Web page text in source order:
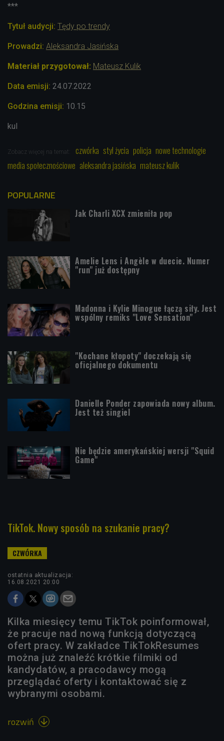
***
Tytuł audycji: Tędy po trendy
Prowadzi: Aleksandra Jasińska
Materiał przygotował: Mateusz Kulik
Data emisji: 24.07.2022
Godzina emisji: 10.15
kul
Zobacz więcej na temat: czwórka styl życia policja nowe technologie
media społecznościowe aleksandra jasińska mateusz kulik
POPULARNE
Jak Charli XCX zmieniła pop
Amelie Lens i Angèle w duecie. Numer
"run" już dostępny
Madonna i Kylie Minogue łączą siły. Jest
wspólny remiks "Love Sensation"
"Kochane kłopoty" doczekają się
oficjalnego dokumentu
Danielle Ponder zapowiada nowy album.
Jest też singiel
Nie będzie amerykańskiej wersji "Squid
Game"
TikTok. Nowy sposób na szukanie pracy?
ostatnia aktualizacja:
16.08.2021 20:00
Kilka miesięcy temu TikTok poinformował,
że pracuje nad nową funkcją dotyczącą
ofert pracy. W zakładce TikTokResumes
można już znaleźć krótkie filmiki od
kandydatów, a pracodawcy mogą
przeglądać oferty i kontaktować się z
wybranymi osobami.
rozwiń 